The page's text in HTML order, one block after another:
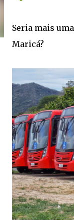
Seria mais
Maricá?